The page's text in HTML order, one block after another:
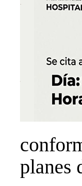
planes